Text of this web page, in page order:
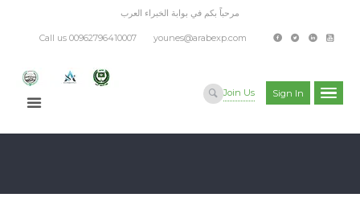
مرحباً بكم في بوابة الخبراء العرب
Call us 00962796410007 younes@arabexp.com
Join Us Sign In